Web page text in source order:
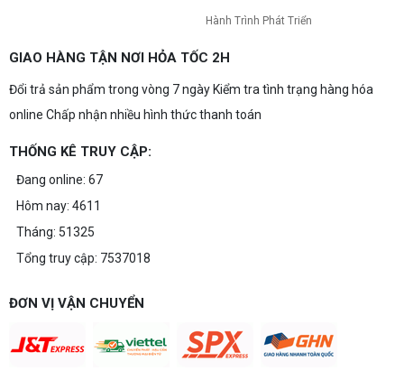
Hành Trình Phát Triển
GIAO HÀNG TẬN NƠI HỎA TỐC 2H
Đổi trả sản phẩm trong vòng 7 ngày Kiểm tra tình trạng hàng hóa
online Chấp nhận nhiều hình thức thanh toán
THỐNG KÊ TRUY CẬP:
Đang online: 67
Hôm nay: 4611
Tháng: 51325
Tổng truy cập: 7537018
ĐƠN VỊ VẬN CHUYỂN